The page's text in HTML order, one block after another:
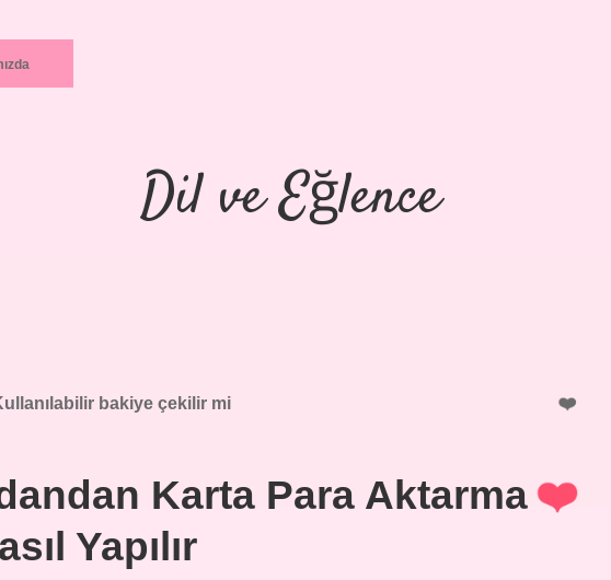
Dil ve Eğlence
bakiye çekilir mi
Karta Para Aktarma
Yapılır